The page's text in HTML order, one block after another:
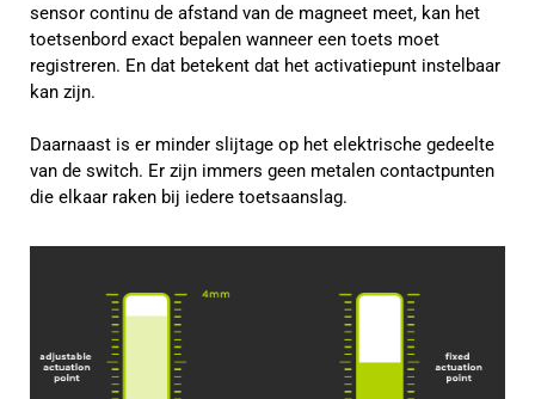
sensor continu de afstand van de magneet meet, kan het
toetsenbord exact bepalen wanneer een toets moet
registreren. En dat betekent dat het activatiepunt instelbaar
kan zijn.
Daarnaast is er minder slijtage op het elektrische gedeelte
van de switch. Er zijn immers geen metalen contactpunten
die elkaar raken bij iedere toetsaanslag.